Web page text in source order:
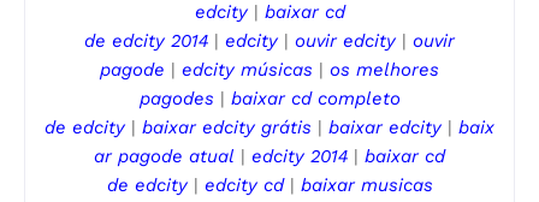
edcity | baixar cd
de edcity 2014 | edcity | ouvir edcity | ouvir
pagode | edcity músicas | os melhores
pagodes | baixar cd completo
de edcity | baixar edcity grátis | baixar edcity | baix
ar pagode atual | edcity 2014 | baixar cd
de edcity | edcity cd| baixar musicas